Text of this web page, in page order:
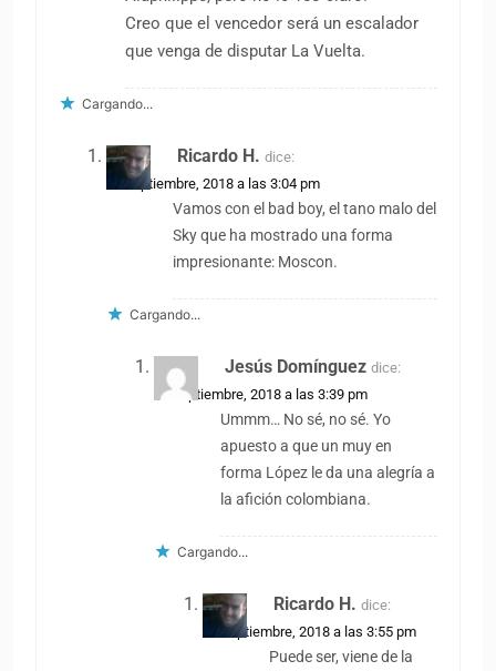
Creo que el vencedor será un escalador
que venga de disputar La Vuelta.
Cargando...
Ricardo H. dice:
28 septiembre, 2018 a las 3:04 pm
Vamos con el bad boy, el tano malo del
Sky que ha mostrado una forma
impresionante: Moscon.
Cargando...
Jesús Domínguez dice:
28 septiembre, 2018 a las 3:39 pm
Ummm… No sé, no sé. Yo
apuesto a que un muy en
forma López le da una alegría a
la afición colombiana.
Cargando...
Ricardo H. dice:
28 septiembre, 2018 a las 3:55 pm
Puede ser, viene de la